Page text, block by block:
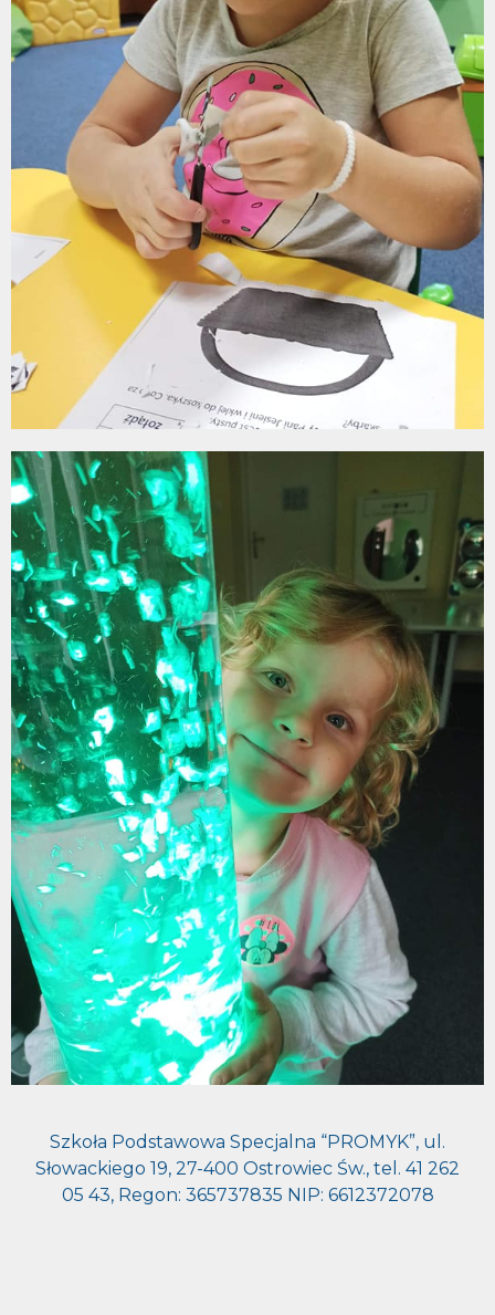
Szkoła Podstawowa Specjalna “PROMYK”, ul.
Słowackiego 19, 27-400 Ostrowiec Św., tel. 41 262
05 43, Regon: 365737835 NIP: 6612372078